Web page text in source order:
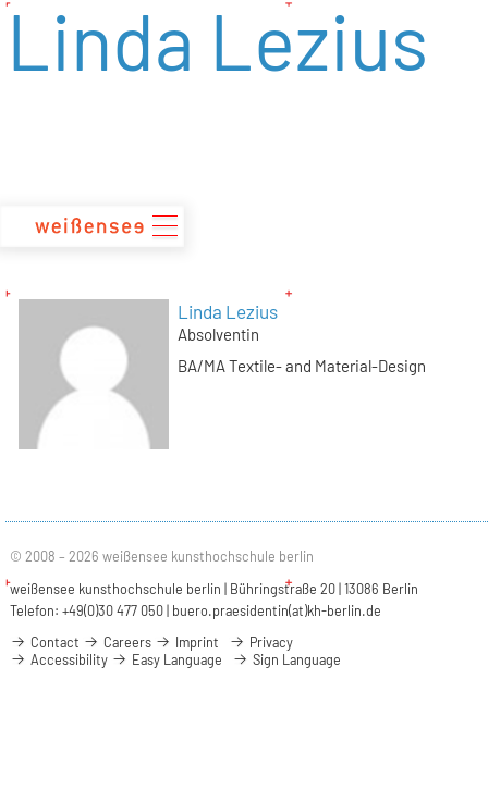
zumLinda Lezius
Linda Lezius
Absolventin
BA/MA Textile- and Material-Design
© 2008 – 2026 weißensee kunsthochschule berlin
weißensee kunsthochschule berlin | Bühringstraße 20 | 13086 Berlin
Telefon: +49(0)30 477 050 | buero.praesidentin(at)kh-berlin.de
Contact
Careers Imprint
Privacy
Accessibility
Easy Language Sign Language